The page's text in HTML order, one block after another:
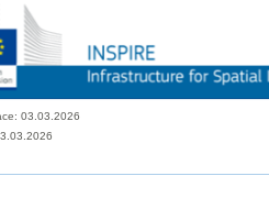
03.03.2026